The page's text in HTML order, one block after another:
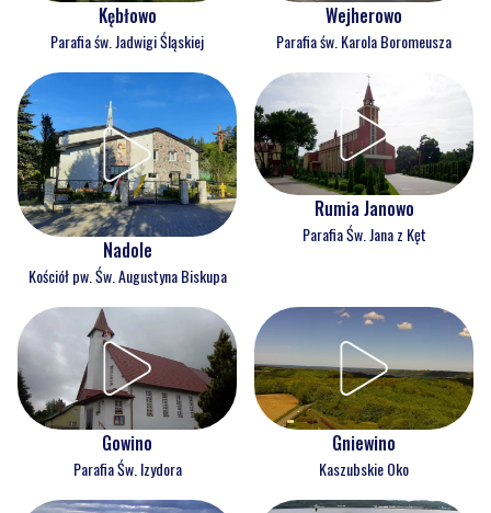
Kębłowo
Parafia św. Jadwigi Śląskiej
Wejherowo
Parafia św. Karola Boromeusza
Nadole
Kościół pw. Św. Augustyna Biskupa
Rumia Janowo
Parafia Św. Jana z Kęt
Gowino
Parafia Św. Izydora
Gniewino
Kaszubskie Oko